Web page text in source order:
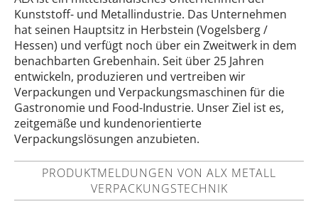
Kunststoff- und Metallindustrie. Das Unternehmen
hat seinen Hauptsitz in Herbstein (Vogelsberg /
Hessen) und verfügt noch über ein Zweitwerk in dem
benachbarten Grebenhain. Seit über 25 Jahren
entwickeln, produzieren und vertreiben wir
Verpackungen und Verpackungsmaschinen für die
Gastronomie und Food-Industrie. Unser Ziel ist es,
zeitgemäße und kundenorientierte
Verpackungslösungen anzubieten.
PRODUKTMELDUNGEN VON ALX METALL
VERPACKUNGSTECHNIK